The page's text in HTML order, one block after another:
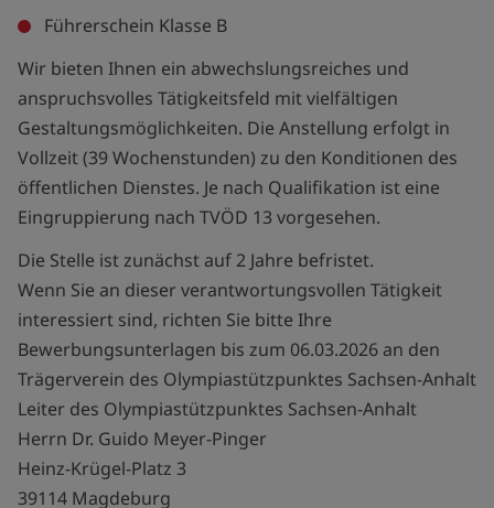
Führerschein Klasse B
Wir bieten Ihnen ein abwechslungsreiches und
anspruchsvolles Tätigkeitsfeld mit vielfältigen
Gestaltungsmöglichkeiten. Die Anstellung erfolgt in
Vollzeit (39 Wochenstunden) zu den Konditionen des
öffentlichen Dienstes. Je nach Qualifikation ist eine
Eingruppierung nach TVÖD 13 vorgesehen.
Die Stelle ist zunächst auf 2 Jahre befristet.
Wenn Sie an dieser verantwortungsvollen Tätigkeit
interessiert sind, richten Sie bitte Ihre
Bewerbungsunterlagen bis zum 06.03.2026 an den
Trägerverein des Olympiastützpunktes Sachsen-Anhalt
Leiter des Olympiastützpunktes Sachsen-Anhalt
Herrn Dr. Guido Meyer-Pinger
Heinz-Krügel-Platz 3
39114 Magdeburg